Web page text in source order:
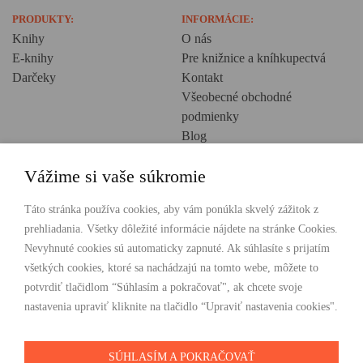
PRODUKTY:
Knihy
E-knihy
Darčeky
INFORMÁCIE:
O nás
Pre knižnice a kníhkupectvá
Kontakt
Všeobecné obchodné
podmienky
Blog
Creative Europe
POHODLNÉ NAKUPOVANIE
Odosielame ihneď nasledujúci pracovný deň
Doprava zdarma už od 49 €
Vážime si vaše súkromie
Táto stránka používa cookies, aby vám ponúkla skvelý zážitok z
prehliadania. Všetky dôležité informácie nájdete na stránke Cookies.
Nevyhnuté cookies sú automaticky zapnuté. Ak súhlasíte s prijatím
všetkých cookies, ktoré sa nachádzajú na tomto webe, môžete to
potvrdiť tlačidlom “Súhlasím a pokračovať", ak chcete svoje
nastavenia upraviť kliknite na tlačidlo “Upraviť nastavenia cookies".
SÚHLASÍM A POKRAČOVAŤ